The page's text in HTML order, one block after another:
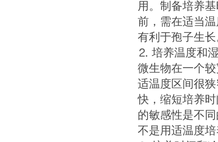
用。制备培养
前，需在适当
有利于孢子生
⒉ 培养温度和
微生物在一个
适温度区间很
快，缩短培养
的敏感性是不
不是用适温度